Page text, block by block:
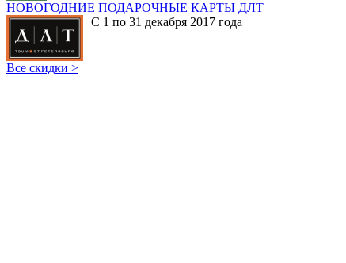
НОВОГОДНИЕ ПОДАРОЧНЫЕ КАРТЫ ДЛТ
С 1 по 31 декабря 2017 года
Все скидки >